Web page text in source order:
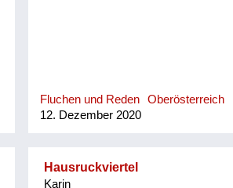
Fluchen und Reden
Oberösterreich
12. Dezember 2020
Hausruckviertel
Karin